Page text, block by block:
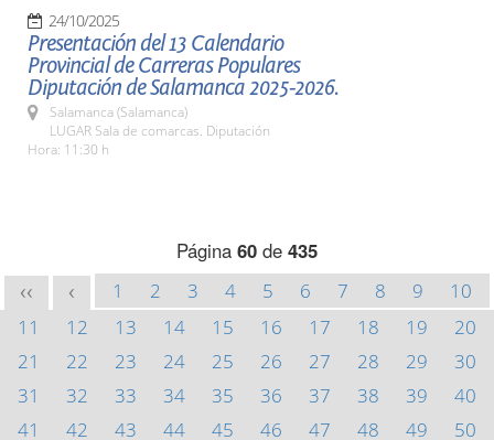
24/10/2025
Presentación del 13 Calendario
Provincial de Carreras Populares
Diputación de Salamanca 2025-2026.
Salamanca (Salamanca)
LUGAR Sala de comarcas. Diputación
Hora: 11:30 h
Página 60 de 435
<< < 1 2 3 4 5 6 7 8 9
10
11
12 13 14 15 16 17 18 19
20
21
22 23 24 25 26 27 28 29
30
31
32 33 34 35 36 37 38 39
40
41
42 43 44 45 46 47 48 49
50